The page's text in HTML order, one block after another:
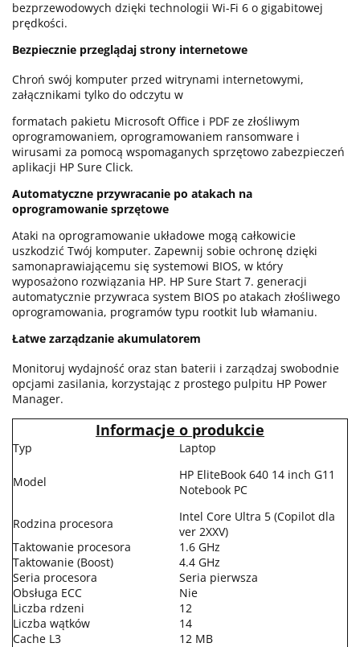
bezprzewodowych dzięki technologii Wi-Fi 6 o gigabitowej
prędkości.
Bezpiecznie przeglądaj strony internetowe
Chroń swój komputer przed witrynami internetowymi,
załącznikami tylko do odczytu w
formatach pakietu Microsoft Office i PDF ze złośliwym
oprogramowaniem, oprogramowaniem ransomware i
wirusami za pomocą wspomaganych sprzętowo zabezpieczeń
aplikacji HP Sure Click.
Automatyczne przywracanie po atakach na
oprogramowanie sprzętowe
Ataki na oprogramowanie układowe mogą całkowicie
uszkodzić Twój komputer. Zapewnij sobie ochronę dzięki
samonaprawiającemu się systemowi BIOS, w który
wyposażono rozwiązania HP. HP Sure Start 7. generacji
automatycznie przywraca system BIOS po atakach złośliwego
oprogramowania, programów typu rootkit lub włamaniu.
Łatwe zarządzanie akumulatorem
Monitoruj wydajność oraz stan baterii i zarządzaj swobodnie
opcjami zasilania, korzystając z prostego pulpitu HP Power
Manager.
Informacje o produkcie
Typ Laptop
Model
HP EliteBook 640 14 inch G11
Notebook PC
Rodzina procesora
Intel Core Ultra 5 (Copilot dla
ver 2XXV)
Taktowanie procesora
1.6 GHz
Taktowanie (Boost)
4.4 GHz
Seria procesora
Seria pierwsza
Obsługa ECC
Nie
Liczba rdzeni
12
Liczba wątków
14
Cache L3
12 MB